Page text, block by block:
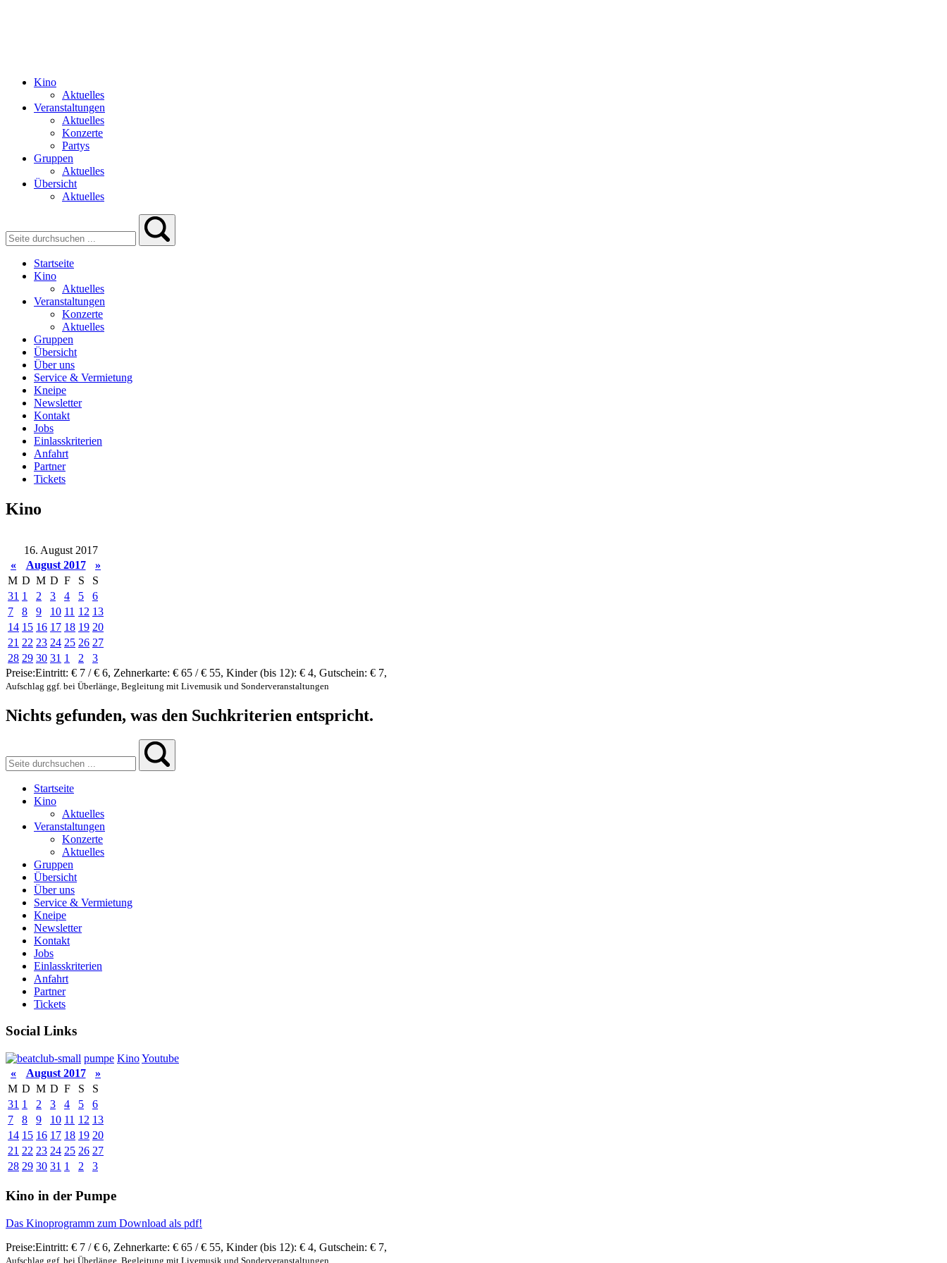
Kino
Aktuelles
Veranstaltungen
Aktuelles
Konzerte
Partys
Gruppen
Aktuelles
Übersicht
Aktuelles
Startseite
Kino
Aktuelles
Veranstaltungen
Konzerte
Aktuelles
Gruppen
Übersicht
Über uns
Service & Vermietung
Kneipe
Newsletter
Kontakt
Jobs
Einlasskriterien
Anfahrt
Partner
Tickets
Kino
16. August 2017
«
August 2017
»
M D M D F S
S
31 1 2 3 4 5
6
7
8 9 10 11 12 13
14 15 16 17 18 19 20
21 22 23 24 25 26 27
28 29 30 31 1 2
3
Preise:Eintritt: € 7 / € 6, Zehnerkarte: € 65 / € 55, Kinder (bis 12): € 4, Gutschein: € 7,
Aufschlag ggf. bei Überlänge, Begleitung mit Livemusik und Sonderveranstaltungen
Nichts gefunden, was den Suchkriterien entspricht.
Startseite
Kino
Aktuelles
Veranstaltungen
Konzerte
Aktuelles
Gruppen
Übersicht
Über uns
Service & Vermietung
Kneipe
Newsletter
Kontakt
Jobs
Einlasskriterien
Anfahrt
Partner
Tickets
Social Links
pumpe KinoYoutube
«
August 2017
»
M D M D F S
S
31 1 2 3 4 5
6
7
8 9 10 11 12 13
14 15 16 17 18 19 20
21 22 23 24 25 26 27
28 29 30 31 1 2 3
Kino in der Pumpe
Das Kinoprogramm zum Download als pdf!
Preise:Eintritt: € 7 / € 6, Zehnerkarte: € 65 / € 55, Kinder (bis 12): € 4, Gutschein: € 7,
Aufschlag ggf. bei Überlänge, Begleitung mit Livemusik und Sonderveranstaltungen